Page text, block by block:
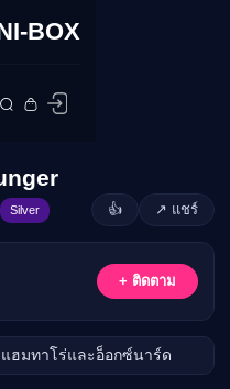
BOX
ONE PIECE
Collection
Deck Builder
Deck Library
Deck Share
SERVICE
Silver 👍 ↗ แชร์
+ ติดตาม
ฮมทาโร่และอ็อกซ์นาร์ด